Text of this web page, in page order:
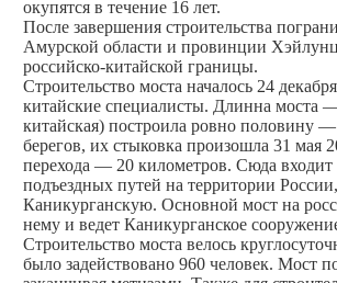
окупятся в течение 16 лет.
После завершения строительства
Амурской области и провинции
российско-китайской границы.
Строительство моста началось 24
китайские специалисты. Длинна моста
китайская) построила ровно половину
берегов, их стыковка произошла 31 мая
перехода — 20 километров. Сюда
подъездных путей на территории
Каникурганскую. Основной мост на
нему и ведет Каникурганское
Строительство моста велось
было задействовано 960 человек. Мост